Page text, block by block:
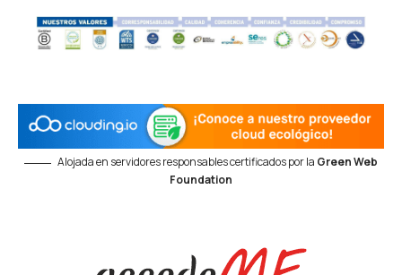
Alojada en servidores responsables certificados por la Green Web
Foundation